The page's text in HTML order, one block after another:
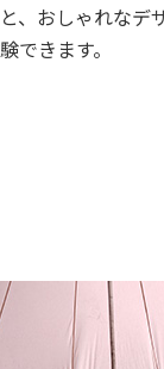
、おしゃれなデ
できます。